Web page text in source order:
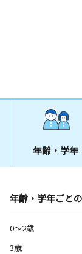
年齢・学年
年齢・学年ごと
0～2歳
3歳